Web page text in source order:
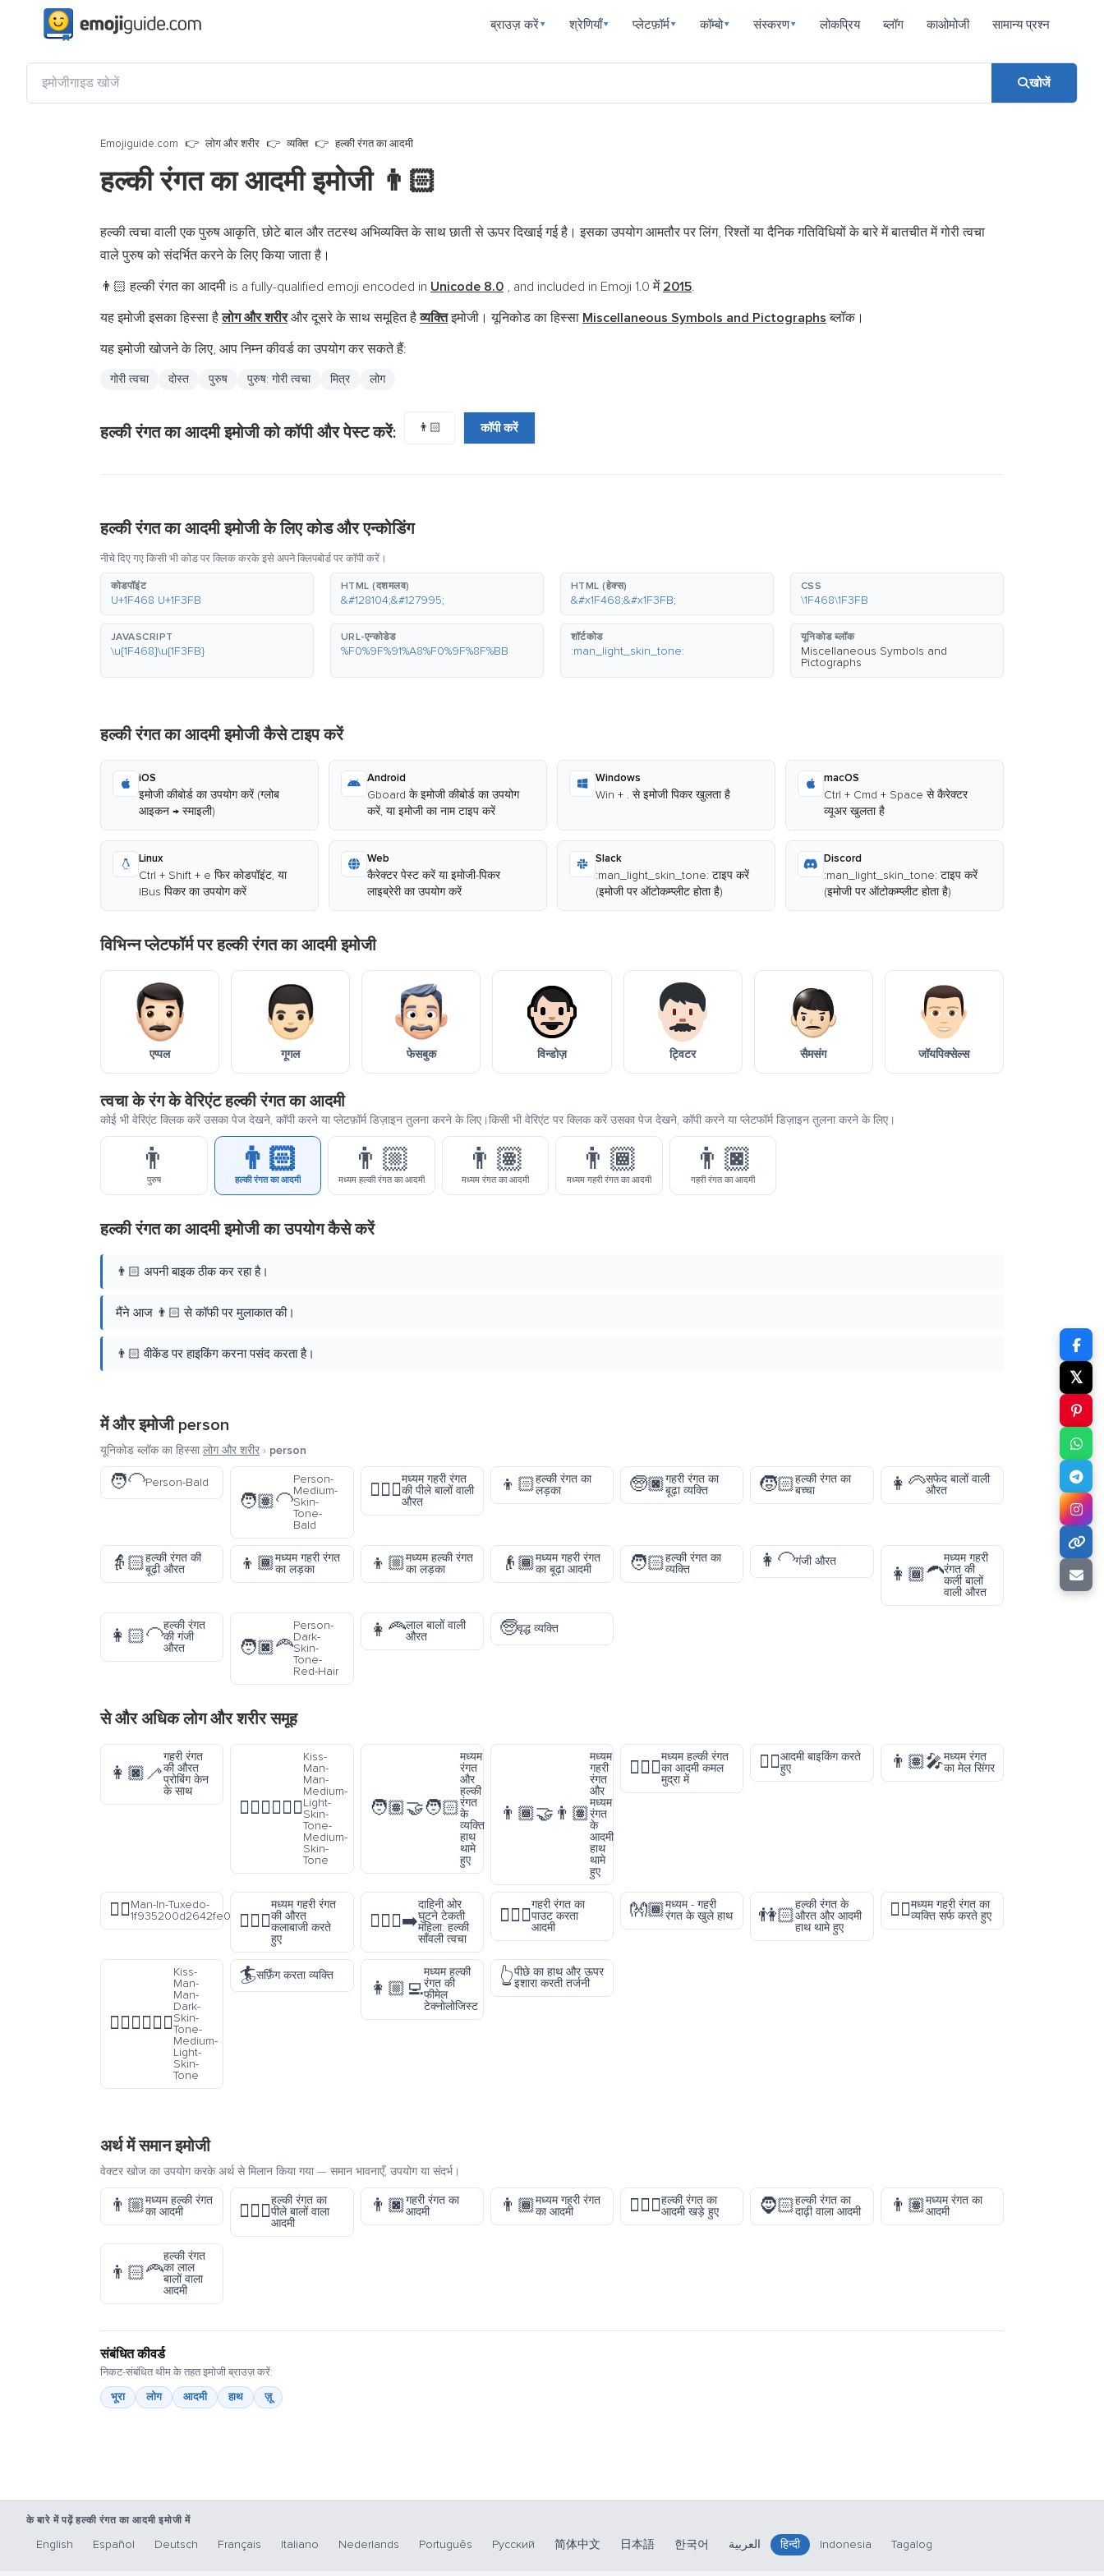
ब्राउज़ करें▾ श्रेणियाँ▾ प्लेटफ़ॉर्म▾ कॉम्बो▾ संस्करण▾ लोकप्रिय ब्लॉग काओमोजी सामान्य प्रश्न
खोजें
Emojiguide.com लोग और शरीर व्यक्ति हल्की रंगत का आदमी
हल्की रंगत का आदमी इमोजी 👨🏻
हल्की त्वचा वाली एक पुरुष आकृति, छोटे बाल और तटस्थ अभिव्यक्ति के साथ छाती से ऊपर दिखाई गई है। इसका उपयोग आमतौर पर लिंग, रिश्तों या दैनिक गतिविधियों के बारे में बातचीत में गोरी त्वचा
वाले पुरुष को संदर्भित करने के लिए किया जाता है।
👨🏻 हल्की रंगत का आदमी is a fully-qualified emoji encoded in Unicode 8.0 , and included in Emoji 1.0 में 2015.
यह इमोजी इसका हिस्सा हैलोग और शरीरऔर दूसरे के साथ समूहित हैव्यक्तिइमोजी। यूनिकोड का हिस्सा Miscellaneous Symbols and Pictographs ब्लॉक।
यह इमोजी खोजने के लिए, आप निम्न कीवर्ड का उपयोग कर सकते हैं:
गोरी त्वचा दोस्त पुरुष पुरुष: गोरी त्वचा मित्र लोग
हल्की रंगत का आदमी इमोजी को कॉपी और पेस्ट करें: 👨🏻 कॉपी करें
हल्की रंगत का आदमी इमोजी के लिए कोड और एन्कोडिंग
नीचे दिए गए किसी भी कोड पर क्लिक करके इसे अपने क्लिपबोर्ड पर कॉपी करें।
कोडपॉइंट
U+1F468 U+1F3FB
HTML (दशमलव)
&#128104;&#127995;
HTML (हेक्स)
&#x1F468;&#x1F3FB;
CSS
\1F468\1F3FB
JAVASCRIPT
\u{1F468}\u{1F3FB}
URL-एन्कोडेड
%F0%9F%91%A8%F0%9F%8F%BB
शॉर्टकोड
:man_light_skin_tone:
यूनिकोड ब्लॉक
Miscellaneous Symbols and
Pictographs
हल्की रंगत का आदमी इमोजी कैसे टाइप करें
iOS
इमोजी कीबोर्ड का उपयोग करें (ग्लोब
आइकन → स्माइली)
Android
Gboard के इमोजी कीबोर्ड का उपयोग
करें, या इमोजी का नाम टाइप करें
Windows
Win + . से इमोजी पिकर खुलता है
macOS
Ctrl + Cmd + Space से कैरेक्टर
व्यूअर खुलता है
Linux
Ctrl + Shift + e फिर कोडपॉइंट, या
IBus पिकर का उपयोग करें
Web
कैरेक्टर पेस्ट करें या इमोजी-पिकर
लाइब्रेरी का उपयोग करें
Slack
:man_light_skin_tone: टाइप करें
(इमोजी पर ऑटोकम्प्लीट होता है)
Discord
:man_light_skin_tone: टाइप करें
(इमोजी पर ऑटोकम्प्लीट होता है)
विभिन्न प्लेटफॉर्म पर हल्की रंगत का आदमी इमोजी
एप्पल गूगल फेसबुक विन्डोज़ ट्विटर सैमसंग जॉयपिक्सेल्स
त्वचा के रंग के वेरिएंट हल्की रंगत का आदमी
कोई भी वेरिएंट क्लिक करें उसका पेज देखने, कॉपी करने या प्लेटफ़ॉर्म डिज़ाइन तुलना करने के लिए।किसी भी वेरिएंट पर क्लिक करें उसका पेज देखने, कॉपी करने या प्लेटफॉर्म डिज़ाइन तुलना करने के लिए।
👨
पुरुष
👨🏻
हल्की रंगत का आदमी
👨🏼
मध्यम हल्की रंगत का आदमी
👨🏽
मध्यम रंगत का आदमी
👨🏾
मध्यम गहरी रंगत का आदमी
👨🏿
गहरी रंगत का आदमी
हल्की रंगत का आदमी इमोजी का उपयोग कैसे करें
👨🏻 अपनी बाइक ठीक कर रहा है।
मैंने आज 👨🏻 से कॉफी पर मुलाकात की।
👨🏻 वीकेंड पर हाइकिंग करना पसंद करता है।
में और इमोजी person
यूनिकोड ब्लॉक का हिस्सालोग और शरीर › person
🧑‍🦲Person-Bald
🧑🏽‍🦲
Person-
Medium-
Skin-
Tone-
Bald
👱🏾‍♀️
मध्यम गहरी रंगत
की पीले बालों वाली
औरत
👦🏻हल्की रंगत का
लड़का
🧓🏿गहरी रंगत का
बूढ़ा व्यक्ति
🧒🏻हल्की रंगत का
बच्चा
👩‍🦳सफेद बालों वाली
औरत
👵🏻हल्की रंगत की
बूढ़ी औरत
👦🏾मध्यम गहरी रंगत
का लड़का
👦🏼मध्यम हल्की रंगत
का लड़का
👴🏾मध्यम गहरी रंगत
का बूढ़ा आदमी
🧑🏻हल्की रंगत का
व्यक्ति
👩‍🦲गंजी औरत
👩🏾‍🦱
मध्यम गहरी
रंगत की
कर्ली बालों
वाली औरत
👩🏻‍🦲
हल्की रंगत
की गंजी
औरत
🧑🏿‍🦰
Person-
Dark-
Skin-
Tone-
Red-Hair
👩‍🦰लाल बालों वाली
औरत
🧓वृद्ध व्यक्ति
से और अधिकलोग और शरीरसमूह
👩🏿‍🦯
गहरी रंगत
की औरत
प्रोबिंग केन
के साथ
👨🏼‍❤️‍💋‍👨🏽
Kiss-
Man-
Man-
Medium-
Light-
Skin-
Tone-
Medium-
Skin-
Tone
🧑🏽‍🤝‍🧑🏻
मध्यम
रंगत
और
हल्की
रंगत
के
व्यक्ति
हाथ
थामे
हुए
👨🏾‍🤝‍👨🏽
मध्यम
गहरी
रंगत
और
मध्यम
रंगत
के
आदमी
हाथ
थामे
हुए
🧘🏼‍♂️
मध्यम हल्की रंगत
का आदमी कमल
मुद्रा में
🚴‍♂️आदमी बाइकिंग करते
हुए
👨🏽‍🎤मध्यम रंगत
का मेल सिंगर
🤵‍♂️Man-In-Tuxedo-
1f935200d2642fe0f
🤸🏾‍♀️
मध्यम गहरी रंगत
की औरत
कलाबाजी करते
हुए
🧎🏾‍♀️‍➡️
दाहिनी ओर
घुटने टेकती
महिला: हल्की
साँवली त्वचा
🙎🏿‍♂️
गहरी रंगत का
पाउट करता
आदमी
👐🏾मध्यम - गहरी
रंगत के खुले हाथ
👫🏻
हल्की रंगत के
औरत और आदमी
हाथ थामे हुए
🏄🏾मध्यम गहरी रंगत का
व्यक्ति सर्फ करते हुए
👨🏿‍❤️‍💋‍👨🏼
Kiss-
Man-
Man-
Dark-
Skin-
Tone-
Medium-
Light-
Skin-
Tone
🏄सर्फ़िंग करता व्यक्ति
👩🏼‍💻
मध्यम हल्की
रंगत की
फीमेल
टेक्नोलोजिस्ट
👆पीछे का हाथ और ऊपर
इशारा करती तर्जनी
अर्थ में समान इमोजी
वेक्टर खोज का उपयोग करके अर्थ से मिलान किया गया — समान भावनाएँ, उपयोग या संदर्भ।
👨🏼मध्यम हल्की रंगत
का आदमी
👱🏻‍♂️
हल्की रंगत का
पीले बालों वाला
आदमी
👨🏿गहरी रंगत का
आदमी
👨🏾मध्यम गहरी रंगत
का आदमी
🧍🏻‍♂️हल्की रंगत का
आदमी खड़े हुए
🧔🏻हल्की रंगत का
दाढ़ी वाला आदमी
👨🏽मध्यम रंगत का
आदमी
👨🏻‍🦰
हल्की रंगत
का लाल
बालों वाला
आदमी
संबंधित कीवर्ड
निकट-संबंधित थीम के तहत इमोजी ब्राउज़ करें:
भूरा
लोग आदमी हाथ ज़ू
𝕏
के बारे में पढ़ें हल्की रंगत का आदमी इमोजी में
English Español Deutsch Français Italiano Nederlands Português Русский 简体中文 日本語 한국어 العربية हिन्दी Indonesia Tagalog